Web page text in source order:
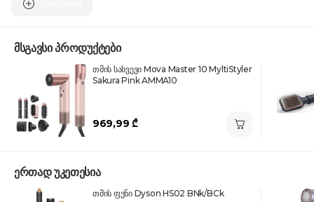
მსგავსი პროდუქტები
თმის სახვევი Mova Master 10 MyltiStyler
Sakura Pink AMMA10
969,99 ₾
ერთად უკეთესია
თმის ფენი Dyson HS02 BNk/BCk